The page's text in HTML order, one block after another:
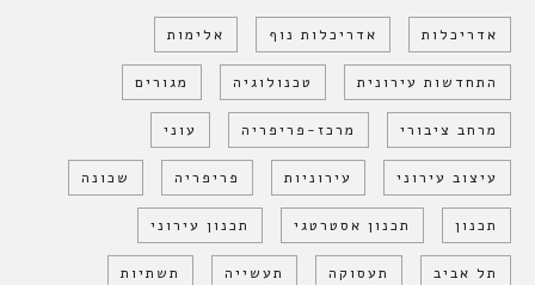
אדריכלות אדריכלות נוף אלימות
התחדשות עירונית טכנולוגיה מגורים
מרחב ציבורי מרכז-פריפריה עוני
עיצוב עירוני עירוניות פריפריה שכונה
תכנון תכנון אסטרטגי תכנון עירוני
תל אביב תעסוקה תעשייה תשתיות